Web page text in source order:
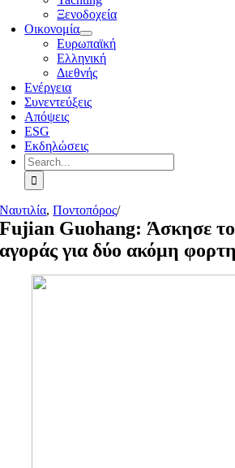
Ξενοδοχεία
Οικονομία
Ευρωπαϊκή
Ελληνική
Διεθνής
Ενέργεια
Συνεντεύξεις
Απόψεις
ESG
Εκδηλώσεις
Search
for:
Ναυτιλία,Ποντοπόρος/
Fujian Guohang: Άσκησε
αγοράς για δύο ακόμη